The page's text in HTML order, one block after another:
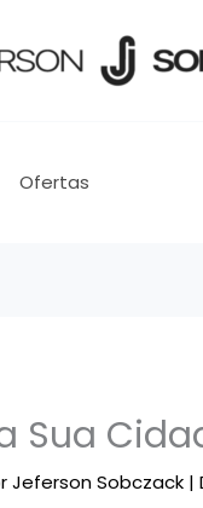
Ofertas
Sua
Jeferson Sobczack |